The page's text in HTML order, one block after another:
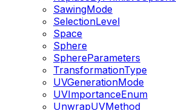
SawingMode
SelectionLevel
Space
Sphere
SphereParameters
TransformationType
UVGenerationMode
UVImportanceEnum
UnwrapUVMethod